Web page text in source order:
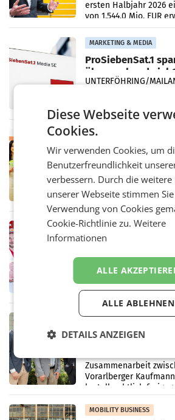
ersten Halbjahr 2026
von 1.544,0 Mio. EUR
einem Plus von 3,8
Vergleichszeitraum
MARKETING & MEDIA
ProSiebenSat.1
überraschend viel
UNTERFÖHRING/
Frühjahr dank
wieder Gewinn
RETAIL
Eine Bühne für
Müller informieren
Kreislauffähigkeit
Über den gesamten
Altstoff Recycling
Handelskonzern
„Kreislauf-Helden“ in
Müller-Filialen
RETAIL
Penny
Ober- und
WIENER NEUDORF. –
laufenden
erneuert Penny zwei
Oberösterreich. Die
in Haag sowie im rund
RETAIL
Alles bereit für den
Zusammenarbeit
Vorarlberger
kartellrechtlich
Bundeskartellanwalt
MOBILITY BUSINESS
Diese Webseite
Cookies.
Wir verwenden Cookies, um
Benutzerfreundlichkeit
verbessern. Durch die weitere
unserer Webseite stimmen
Verwendung von Cookies
Cookie-Richtlinie zu.Weitere
Informationen
ALLE
ALLE ABLEHNEN
DETAILS ANZEIGEN